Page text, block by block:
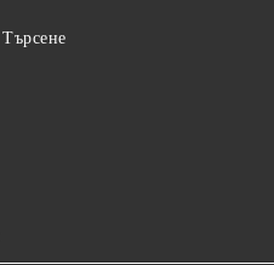
Търсене